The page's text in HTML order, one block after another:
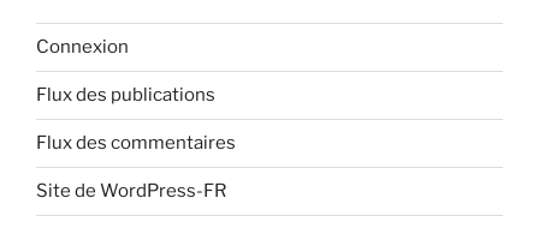
Connexion
Flux des publications
Flux des commentaires
Site de WordPress-FR